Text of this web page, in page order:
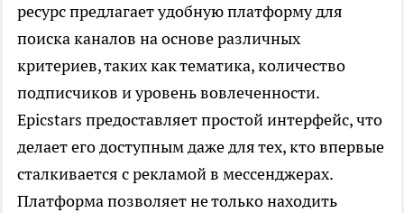
ресурс предлагает удобную платформу для
поиска каналов на основе различных
критериев, таких как тематика, количество
подписчиков и уровень вовлеченности.
Epicstars предоставляет простой интерфейс, что
делает его доступным даже для тех, кто впервые
сталкивается с рекламой в мессенджерах.
Платформа позволяет не только находить